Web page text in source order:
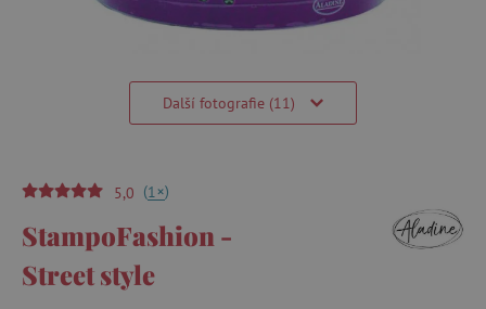
Další fotografie (11)
5,0 (1+)
StampoFashion -
Street style